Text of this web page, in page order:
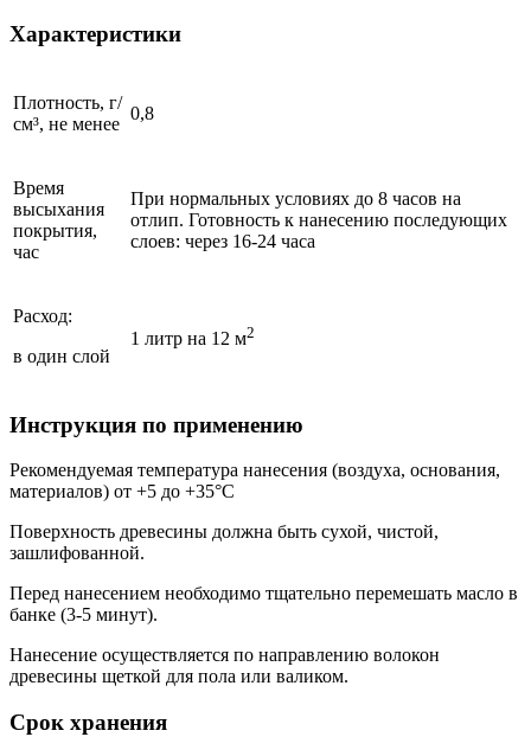
Характеристики
Плотность, г/
см³, не менее
0,8
Время
высыхания
покрытия,
час
При нормальных условиях до 8 часов на
отлип. Готовность к нанесению последующих
слоев: через 16-24 часа
Расход:
в один слой
1 литр на 12 м2
Инструкция по применению
Рекомендуемая температура нанесения (воздуха, основания,
материалов) от +5 до +35°С
Поверхность древесины должна быть сухой, чистой,
зашлифованной.
Перед нанесением необходимо тщательно перемешать масло в
банке (3-5 минут).
Нанесение осуществляется по направлению волокон
древесины щеткой для пола или валиком.
Срок хранения